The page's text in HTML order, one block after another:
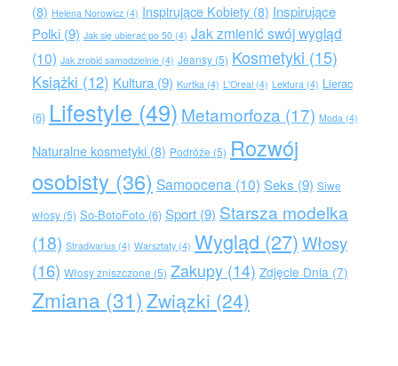
(8) Helena Norowicz(4) Inspirujące Kobiety(8) Inspirujące
Polki(9) Jak się ubierać po 50(4) Jak zmienić swój wygląd
(10) Jak zrobić samodzielnie(4) Jeansy(5) Kosmetyki (15)
Książki (12) Kultura(9) Kurtka(4) L'Oreal(4) Lektura(4) Lierac
(6) Lifestyle (49) Metamorfoza (17) Moda(4)
Naturalne kosmetyki(8) Podróże (5) Rozwój
osobisty (36) Samoocena (10) Seks (9) Siwe
włosy(5) So-BotoFoto(6) Sport(9) Starsza modelka
(18) Stradivarius(4) Warsztaty(4) Wygląd (27)Włosy
(16) Włosy zniszczone (5) Zakupy(14) Zdjęcie Dnia(7)
Zmiana (31) Związki (24)